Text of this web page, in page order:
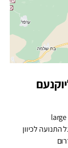
התנועה לכיוון